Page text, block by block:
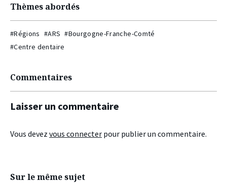
Thèmes abordés
#Régions #ARS #Bourgogne-Franche-Comté
#Centre dentaire
Commentaires
Laisser un commentaire
Vous devez vous connecter pour publier un commentaire.
Sur le même sujet